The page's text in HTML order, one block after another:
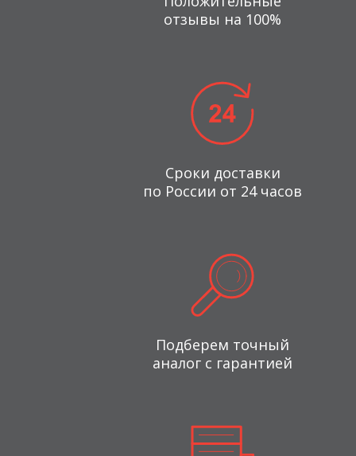
отзывы на 100%
Сроки доставки
по России от 24 часов
Подберем точный
аналог с гарантией